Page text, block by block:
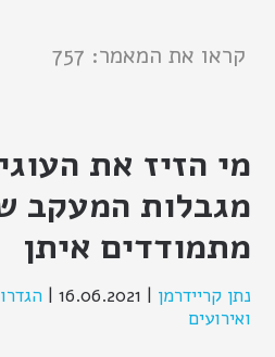
קראו את המאמר: 757
מי הזיז את
מתמודדים איתן
נתן קריידרמן |
16.06.2021
|
ואירועים